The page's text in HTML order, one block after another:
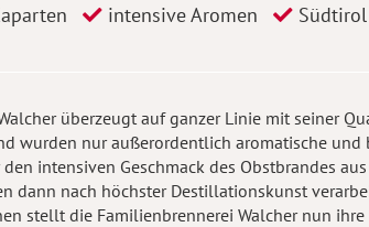
intensive Aromen Südtirol
überzeugt auf ganzer Linie mit seiner
wurden nur außerordentlich aromatische und
intensiven Geschmack des Obstbrandes
dann nach höchster Destillationskunst
stellt die Familienbrennerei Walcher nun